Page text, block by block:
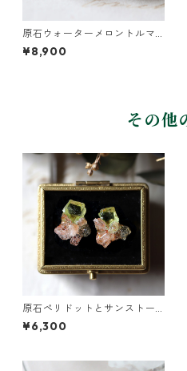
原石ウォーターメロントルマ
リンとパールのピアス
¥8,900
その他
原石ペリドットとサンストー
ンのプチピアス
¥6,300